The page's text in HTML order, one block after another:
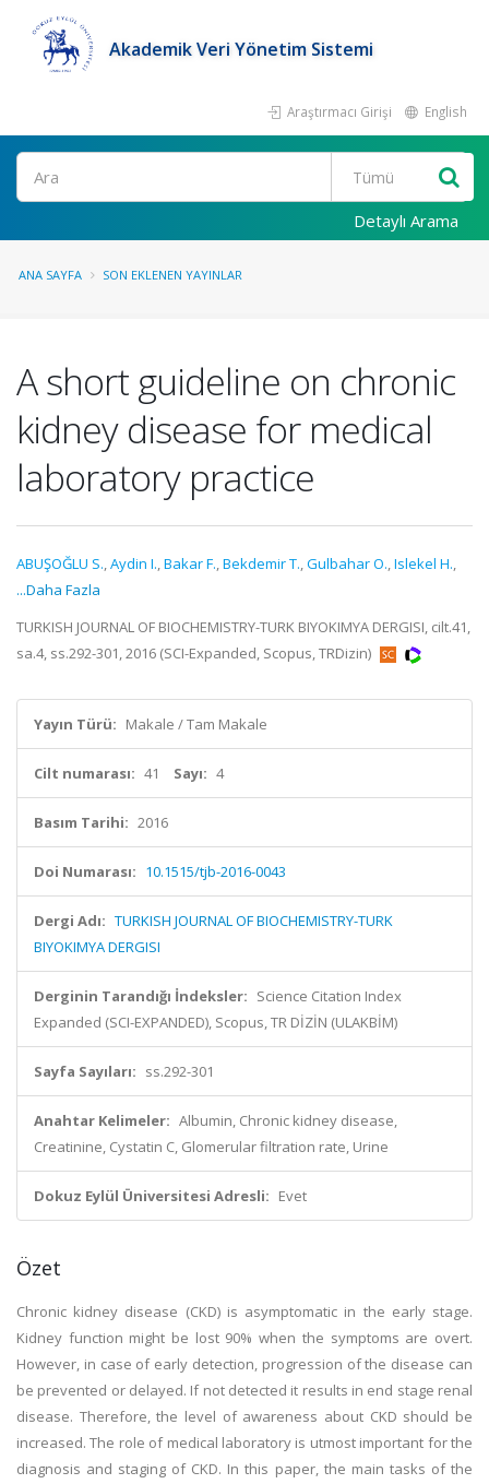
Akademik Veri Yönetim Sistemi
Araştırmacı Girişi English
Ara
Detaylı Arama
ANA SAYFA SON EKLENEN YAYINLAR
A short guideline on chronic
kidney disease for medical
laboratory practice
ABUŞOĞLU S.,Aydin I.,Bakar F.,Bekdemir T.,Gulbahar O.,Islekel H.,
...Daha Fazla
TURKISH JOURNAL OF BIOCHEMISTRY-TURK BIYOKIMYA DERGISI, cilt.41,
sa.4, ss.292-301, 2016 (SCI-Expanded, Scopus, TRDizin)
Yayın Türü: Makale / Tam Makale
Cilt numarası: 41 Sayı: 4
Basım Tarihi: 2016
Doi Numarası: 10.1515/tjb-2016-0043
Dergi Adı: TURKISH JOURNAL OF BIOCHEMISTRY-TURK
BIYOKIMYA DERGISI
Derginin Tarandığı İndeksler: Science Citation Index
Expanded (SCI-EXPANDED), Scopus, TR DİZİN (ULAKBİM)
Sayfa Sayıları: ss.292-301
Anahtar Kelimeler: Albumin, Chronic kidney disease,
Creatinine, Cystatin C, Glomerular filtration rate, Urine
Dokuz Eylül Üniversitesi Adresli: Evet
Özet
Chronic kidney disease (CKD) is asymptomatic in the early stage.
Kidney function might be lost 90% when the symptoms are overt.
However, in case of early detection, progression of the disease can
be prevented or delayed. If not detected it results in end stage renal
disease. Therefore, the level of awareness about CKD should be
increased. The role of medical laboratory is utmost important for the
diagnosis and staging of CKD. In this paper, the main tasks of the